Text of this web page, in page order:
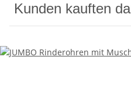
Kunden kauften